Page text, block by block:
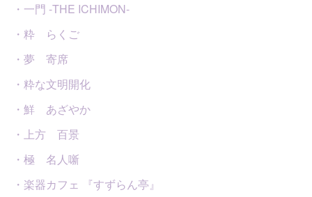
・一門 -THE ICHIMON-
・粋 らくご
・夢 寄席
・粋な文明開化
・鮮 あざやか
・上方 百景
・極 名人噺
・楽器カフェ 『すずらん亭』